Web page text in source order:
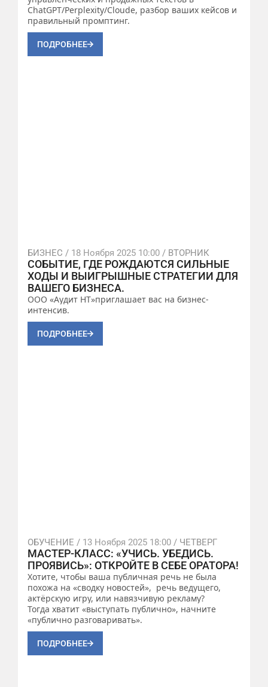
ChatGPT/Perplexity/Cloude, разбор ваших кейсов и
правильный промптинг.
ПОДРОБНЕЕ
БИЗНЕС / 18 Ноября 2025 10:00 / ВТОРНИК
СОБЫТИЕ, ГДЕ РОЖДАЮТСЯ СИЛЬНЫЕ
ХОДЫ И ВЫИГРЫШНЫЕ СТРАТЕГИИ ДЛЯ
ВАШЕГО БИЗНЕСА.
ООО «Аудит НТ»приглашает вас на бизнес-
интенсив.
ПОДРОБНЕЕ
ОБУЧЕНИЕ / 13 Ноября 2025 18:00 / ЧЕТВЕРГ
МАСТЕР-КЛАСС: «УЧИСЬ. УБЕДИСЬ.
ПРОЯВИСЬ»: ОТКРОЙТЕ В СЕБЕ ОРАТОРА!
Хотите, чтобы ваша публичная речь не была
похожа на «сводку новостей», речь ведущего,
актёрскую игру, или навязчивую рекламу?
Тогда хватит «выступать публично», начните
«публично разговаривать».️
ПОДРОБНЕЕ